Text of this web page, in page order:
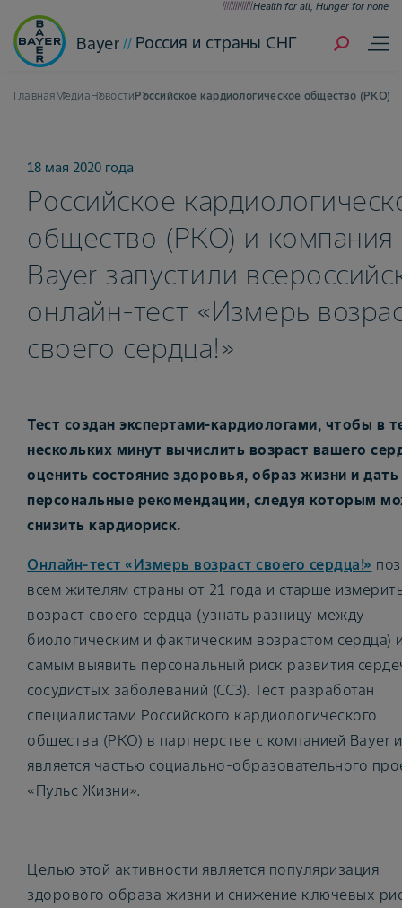
Health for all, Hunger for none
Bayer Россия и страны СНГ
ГлавнаяМедиаНовостиРоссийское кардиологическое общество (РКО)
18 мая 2020 года
Российское
общество (РКО) и компания
Bayer запустили
онлайн-тест «Измерь
своего сердца!»
Тест создан экспертами-кардиологами, чтобы в
нескольких минут вычислить возраст вашего
оценить состояние здоровья, образ жизни и дать
персональные рекомендации, следуя которым
снизить кардиориск.
Онлайн-тест «Измерь возраст своего сердца!»
всем жителям страны от 21 года и старше
возраст своего сердца (узнать разницу между
биологическим и фактическим возрастом сердца)
самым выявить персональный риск развития
сосудистых заболеваний (ССЗ). Тест разработан
специалистами Российского кардиологического
общества (РКО) в партнерстве с компанией Bayer и
является частью социально-образовательного
«Пульс Жизни».
Целью этой активности является популяризация
здорового образа жизни и снижение ключевых